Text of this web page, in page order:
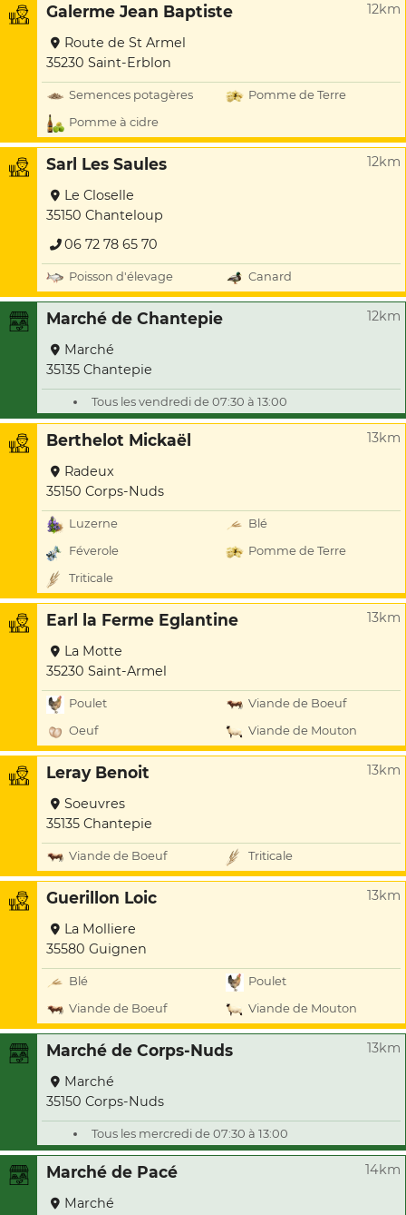
Galerme Jean Baptiste 12km
Route de St Armel
35230 Saint-Erblon
Semences potagères
Pomme de Terre
Pomme à cidre
Sarl Les Saules 12km
Le Closelle
35150 Chanteloup
06 72 78 65 70
Poisson d'élevage Canard
Marché de Chantepie 12km
Marché
35135 Chantepie
Tous les vendredi de 07:30 à 13:00
Berthelot Mickaël 13km
Radeux
35150 Corps-Nuds
Luzerne
Blé
Féverole
Pomme de Terre
Triticale
Earl la Ferme Eglantine 13km
La Motte
35230 Saint-Armel
Poulet
Viande de Boeuf
Oeuf
Viande de Mouton
Leray Benoit 13km
Soeuvres
35135 Chantepie
Viande de Boeuf Triticale
Guerillon Loic 13km
La Molliere
35580 Guignen
Blé
Poulet
Viande de Boeuf
Viande de Mouton
Marché de Corps-Nuds 13km
Marché
35150 Corps-Nuds
Tous les mercredi de 07:30 à 13:00
Marché de Pacé 14km
Marché